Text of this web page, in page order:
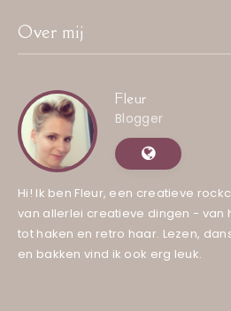
Over mij
Fleur
Blogger
Hi! Ik ben Fleur, een creatieve
van allerlei creatieve dingen - van
tot haken en retro haar. Lezen,
en bakken vind ik ook erg leuk.